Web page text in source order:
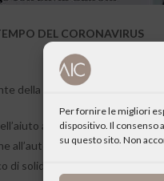
Per fornire le migliori
dispositivo. Il consenso
su questo sito. Non
DEL CORONAVIRUS
della Ong “Aventura de
ai piccoli imprenditori
all’autonomia nella gestione
di solidarietà La Luna.